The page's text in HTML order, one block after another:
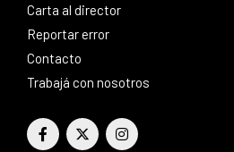
Carta al director
Reportar error
Contacto
Trabajá con nosotros